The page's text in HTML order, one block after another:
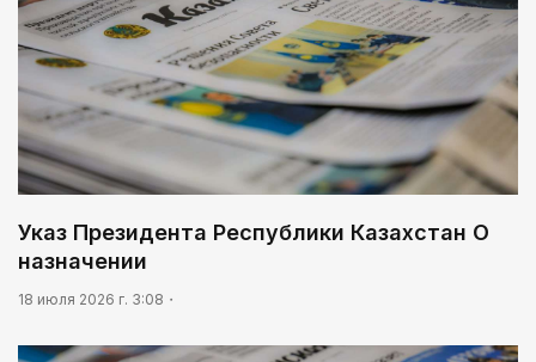
Указ Президента Республики Казахстан О
назначении
18 июля 2026 г. 3:08